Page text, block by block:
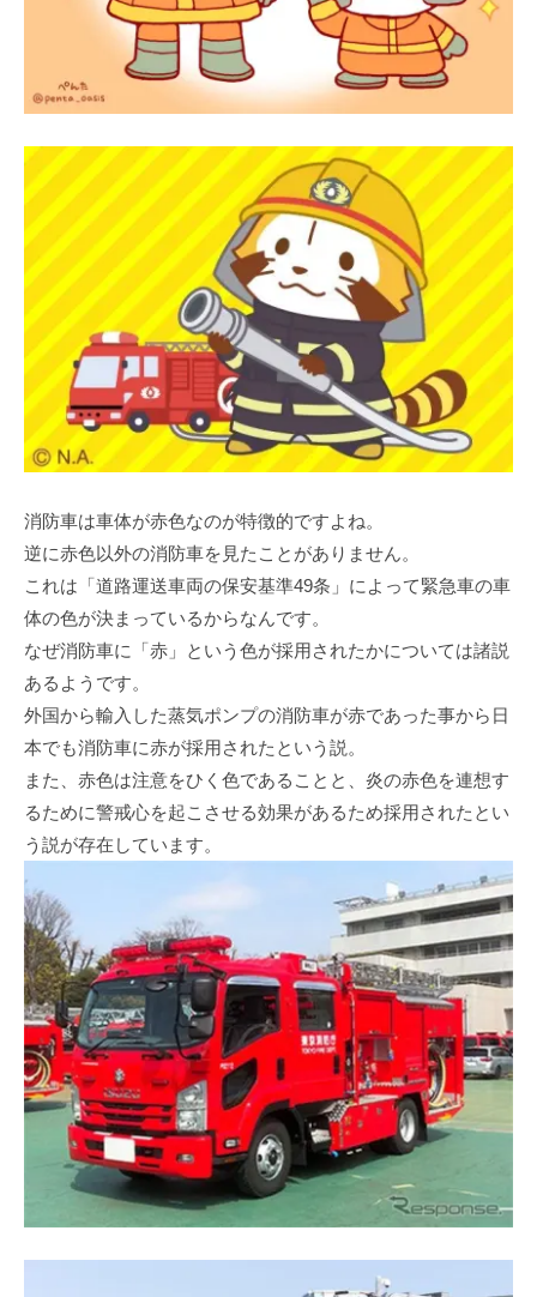
消防車は車体が赤色なのが特徴的ですよね。
逆に赤色以外の消防車を見たことがありません。
これは「道路運送車両の保安基準49条」によって緊急車の車
体の色が決まっているからなんです。
なぜ消防車に「赤」という色が採用されたかについては諸説
あるようです。
外国から輸入した蒸気ポンプの消防車が赤であった事から日
本でも消防車に赤が採用されたという説。
また、赤色は注意をひく色であることと、炎の赤色を連想す
るために警戒心を起こさせる効果があるため採用されたとい
う説が存在しています。